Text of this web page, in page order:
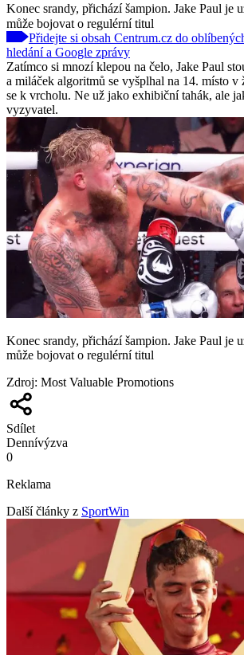
Konec srandy, přichází šampion. Jake Paul je
může bojovat o regulérní titul
Přidejte si obsah Centrum.cz do
hledání a Google zprávy
Zatímco si mnozí klepou na čelo, Jake Paul
a miláček algoritmů se vyšplhal na 14. místo
se k vrcholu. Ne už jako exhibiční tahák, ale
vyzyvatel.
Konec srandy, přichází šampion. Jake Paul je
může bojovat o regulérní titul
Zdroj: Most Valuable Promotions
Sdílet
Dennívýzva
0
Reklama
Další články z SportWin